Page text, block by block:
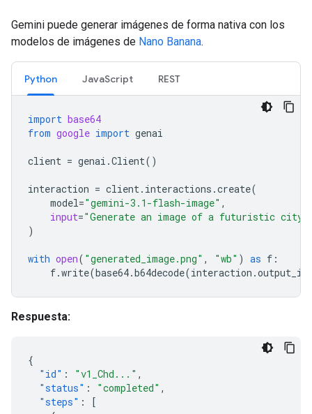
Gemini puede generar imágenes de forma nativa con los
modelos de imágenes de Nano Banana.
Python JavaScript REST
import base64
from google import genai
client = genai .Client()
interaction = client. interactions .create(
model="gemini-3.1-flash-image" ,
input="Generate an image of a futuristic city
)
with open( "generated_image.png" , "wb" ) as f :
f.write(base64.b64decode(interaction .
Respuesta:
{
"id" : "v1_Chd..." ,
"status" : "completed" ,
"steps" :
[